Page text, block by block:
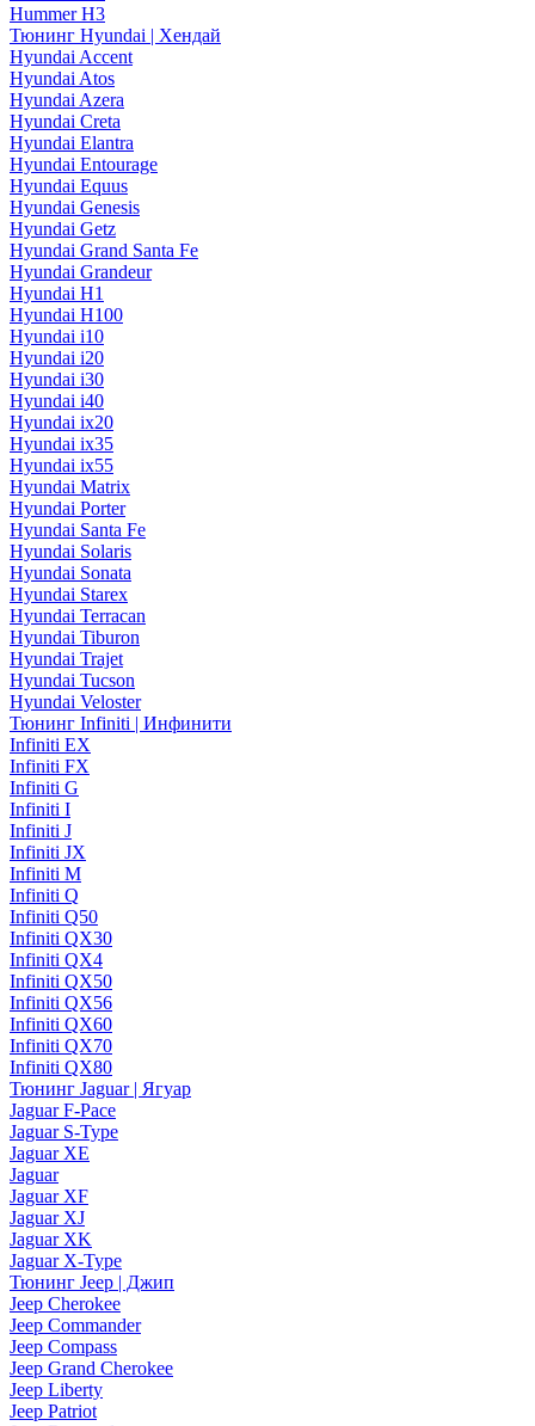
Hummer H3
Тюнинг Hyundai | Хендай
Hyundai Accent
Hyundai Atos
Hyundai Azera
Hyundai Creta
Hyundai Elantra
Hyundai Entourage
Hyundai Equus
Hyundai Genesis
Hyundai Getz
Hyundai Grand Santa Fe
Hyundai Grandeur
Hyundai H1
Hyundai H100
Hyundai i10
Hyundai i20
Hyundai i30
Hyundai i40
Hyundai ix20
Hyundai ix35
Hyundai ix55
Hyundai Matrix
Hyundai Porter
Hyundai Santa Fe
Hyundai Solaris
Hyundai Sonata
Hyundai Starex
Hyundai Terracan
Hyundai Tiburon
Hyundai Trajet
Hyundai Tucson
Hyundai Veloster
Тюнинг Infiniti | Инфинити
Infiniti EX
Infiniti FX
Infiniti G
Infiniti I
Infiniti J
Infiniti JX
Infiniti M
Infiniti Q
Infiniti Q50
Infiniti QX30
Infiniti QX4
Infiniti QX50
Infiniti QX56
Infiniti QX60
Infiniti QX70
Infiniti QX80
Тюнинг Jaguar | Ягуар
Jaguar F-Pace
Jaguar S-Type
Jaguar XE
Jaguar
Jaguar XF
Jaguar XJ
Jaguar XK
Jaguar X-Type
Тюнинг Jeep | Джип
Jeep Cherokee
Jeep Commander
Jeep Compass
Jeep Grand Cherokee
Jeep Liberty
Jeep Patriot